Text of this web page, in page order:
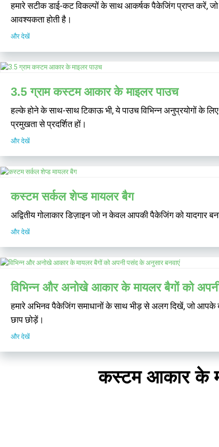
हमारे सटीक डाई-कट विकल्पों के साथ आकर्षक पैकेजिंग प्राप्त करें, जो
आवश्यकता होती है।
और देखें
3.5 ग्राम कस्टम आकार के माइलर पाउच
हल्के होने के साथ-साथ टिकाऊ भी, ये पाउच विभिन्न अनुप्रयोगों के
प्रमुखता से प्रदर्शित हों।
और देखें
कस्टम सर्कल शेप्ड मायलर बैग
अद्वितीय गोलाकार डिज़ाइन जो न केवल आपकी पैकेजिंग को
और देखें
विभिन्न और अनोखे आकार के मायलर बैगों को
हमारे अभिनव पैकेजिंग समाधानों के साथ भीड़ से अलग दिखें, जो
छाप छोड़ें।
और देखें
कस्टम आकार के